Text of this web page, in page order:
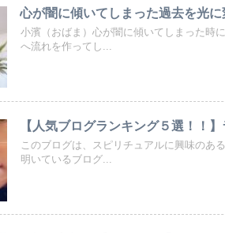
心が闇に傾いてしまった過去を光に
小濱（おばま）心が闇に傾いてしまった時
へ流れを作ってし...
【人気ブログランキング５選！！
このブログは、スピリチュアルに興味のあ
明いているブログ...